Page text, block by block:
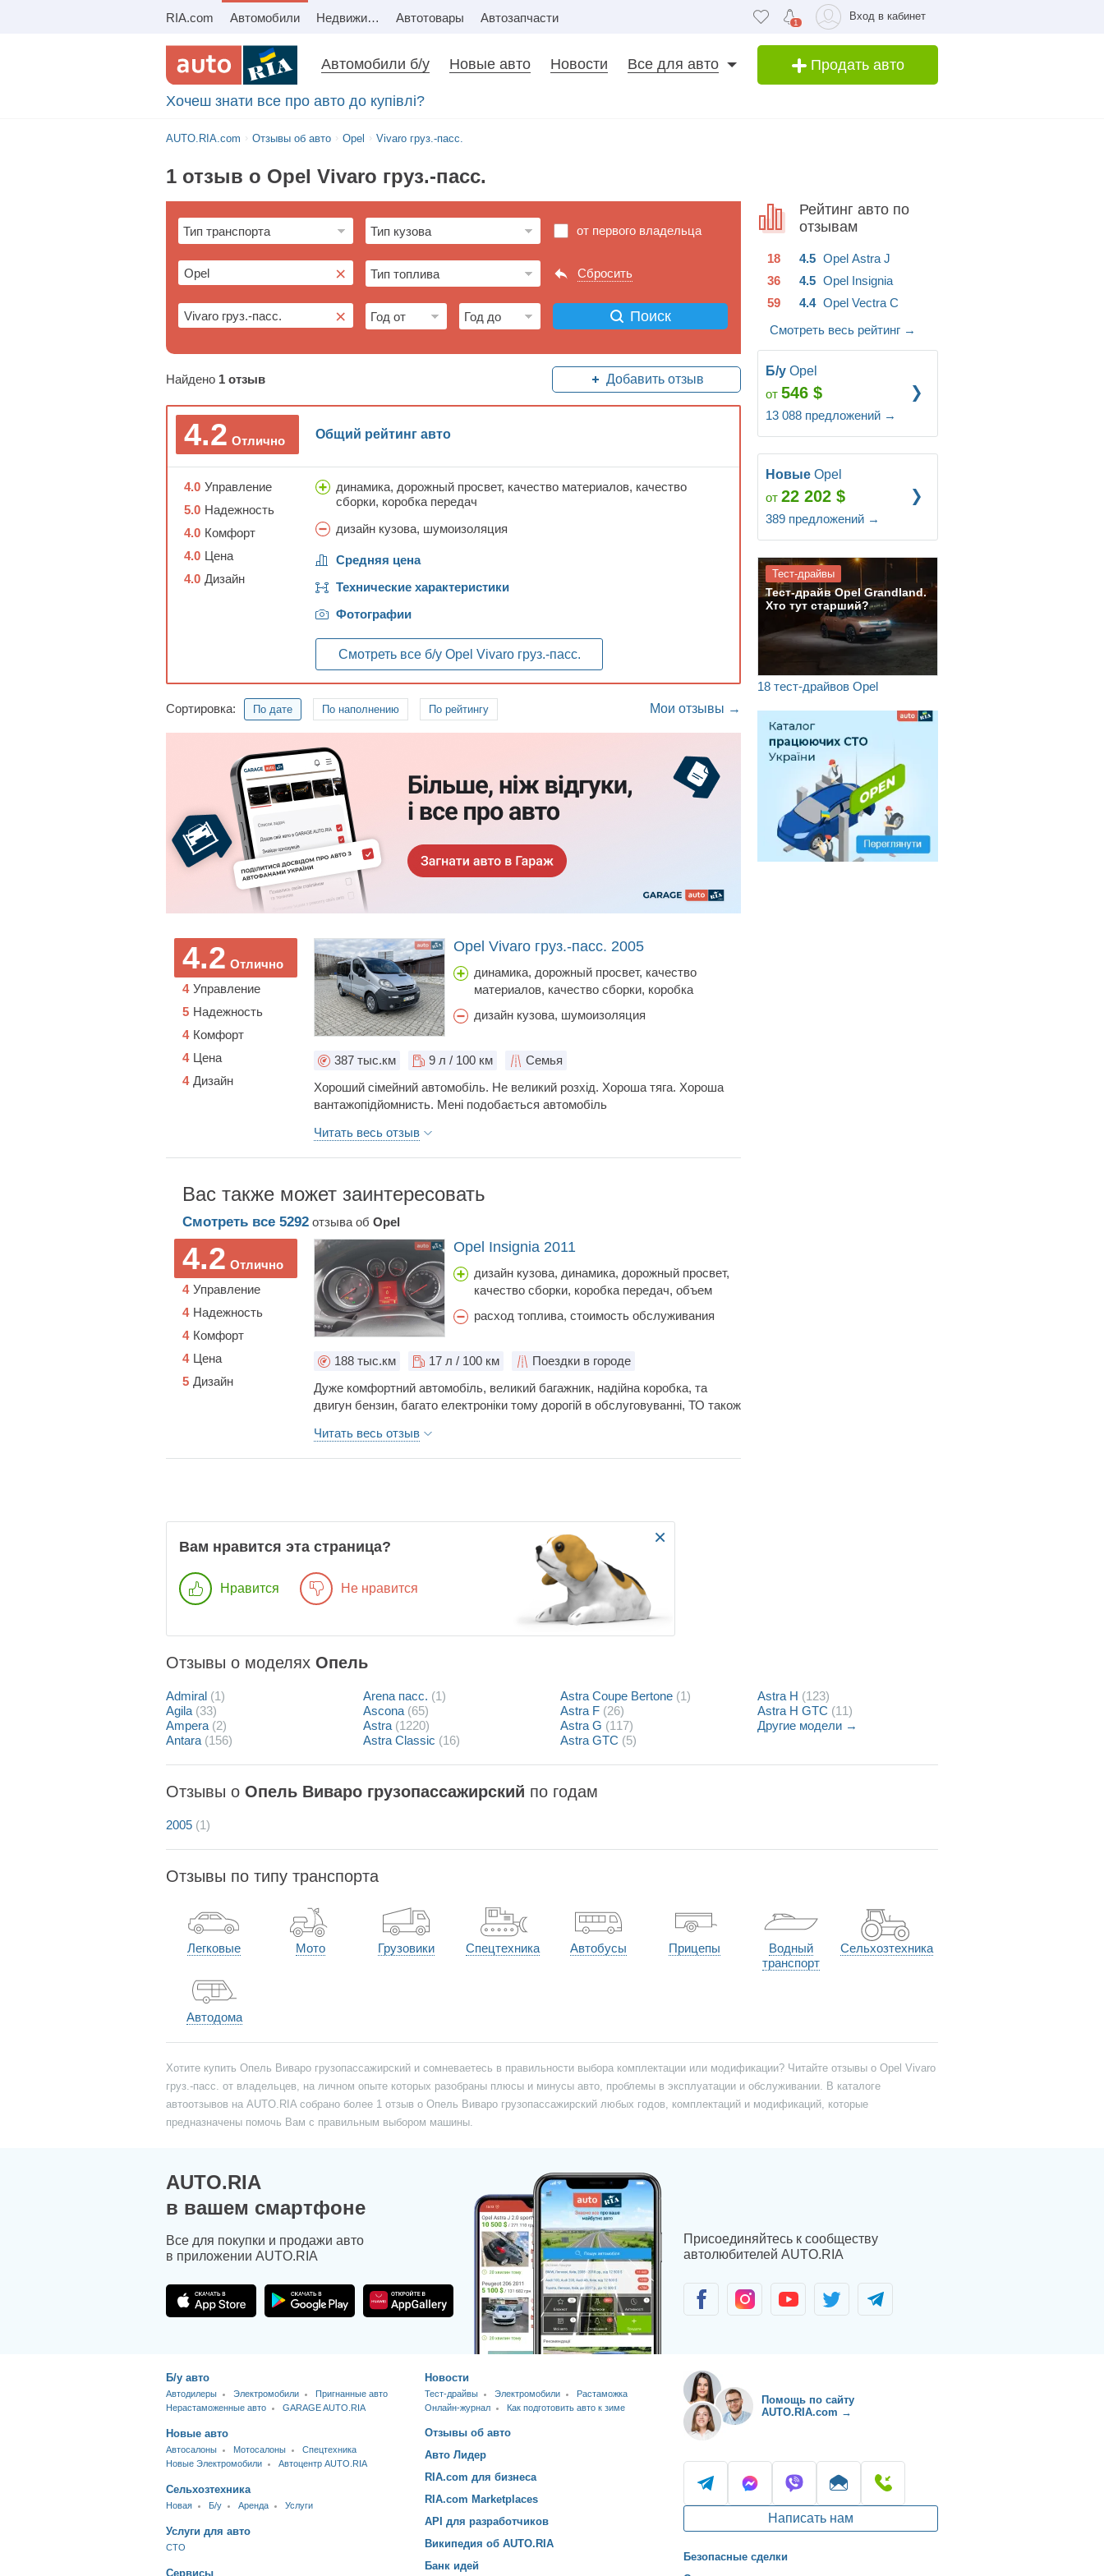
1
Вход в кабинет
RIA.com Автомобили Недвижимость Автотовары Автозапчасти
Продать авто
Автомобили б/у Новые авто Новости Все для авто
Хочеш знати все про авто до купівлі?
AUTO.RIA.com Отзывы об авто Opel Vivaro груз.-пасс.
1 отзыв о Opel Vivaro груз.-пасс.
Рейтинг авто по
отзывам
18 Opel Astra J
4.5
36
Opel Insignia
4.5
59
Opel Vectra C
4.4
Смотреть весь рейтинг →
Б/у Opel
от 546 $
13 088 предложений →
Новые Opel
от 22 202 $
389 предложений →
18 тест-драйвов Opel
Тест-драйвы
Тест-драйв Opel Grandland.
Хто тут старший?
×
×
от первого владельца
Сбросить
Поиск
Найдено 1 отзыв Добавить отзыв
Отлично
4.2 Общий рейтинг авто
Управление
4.0
Надежность
5.0
Комфорт
4.0
Цена
4.0
Дизайн
4.0
динамика, дорожный просвет, качество материалов, качество
сборки, коробка передач
дизайн кузова, шумоизоляция
Средняя цена
Технические характеристики
Фотографии
Смотреть все б/у Opel Vivaro груз.-пасс.
Сортировка: По дате По наполнению По рейтингу Мои отзывы →
Отлично
4.2
Управление
4
Надежность
5
Комфорт
4
Цена
4
Дизайн
4
Opel Vivaro груз.-пасс. 2005
динамика, дорожный просвет, качество
материалов, качество сборки, коробка
расход топлива, стоимость обслуживания,
дизайн кузова, шумоизоляция
387 тыс.км 9 л / 100 км
Семья
Хороший сімейний автомобіль. Не великий розхід. Хороша тяга. Хороша
вантажопідйомнисть. Мені подобається автомобіль
Читать весь отзыв
Вас также может заинтересовать
Смотреть все 5292 отзыва об Opel
Отлично
4.2
Управление
4
Надежность
4
Комфорт
4
Цена
4
Дизайн
5
Opel Insignia 2011
дизайн кузова, динамика, дорожный просвет,
качество сборки, коробка передач, объем
управляемость
расход топлива, стоимость обслуживания
188 тыс.км 17 л / 100 км
Поездки в городе
Дуже комфортний автомобіль, великий багажник, надійна коробка, та
двигун бензин, багато електроніки тому дорогій в обслуговуванні, ТО також
диски 18 все будете відчувати на ямах.
Читать весь отзыв
×
Вам нравится эта страница?
Нравится Не нравится
Отзывы о моделях Опель
Admiral (1)
Agila (33)
Ampera (2)
Antara (156)
Arena пасс. (1)
Ascona (65)
Astra (1220)
Astra Classic (16)
Astra Coupe Bertone (1)
Astra F (26)
Astra G (117)
Astra GTC (5)
Astra H (123)
Astra H GTC (11)
Другие модели →
Отзывы о Опель Виваро грузопассажирский по годам
2005 (1)
Отзывы по типу транспорта
Легковые Мото Грузовики Спецтехника Автобусы Прицепы
Водный
транспорт
Сельхозтехника
Автодома
Хотите купить Опель Виваро грузопассажирский и сомневаетесь в правильности выбора комплектации или модификации? Читайте отзывы о Opel Vivaro
груз.-пасс. от владельцев, на личном опыте которых разобраны плюсы и минусы авто, проблемы в эксплуатации и обслуживании. В каталоге
автоотзывов на AUTO.RIA собрано более 1 отзыв о Опель Виваро грузопассажирский любых годов, комплектаций и модификаций, которые
предназначены помочь Вам с правильным выбором машины.
AUTO.RIA
в вашем смартфоне
Все для покупки и продажи авто
в приложении AUTO.RIA
Присоединяйтесь к сообществу
автолюбителей AUTO.RIA
Б/у авто
Автодилеры Электромобили
Пригнанные авто
Нерастаможенные авто
GARAGE AUTO.RIA
Новые авто
Автосалоны Мотосалоны
Спецтехника
Новые Электромобили
Автоцентр AUTO.RIA
Сельхозтехника
Новая Б/у Аренда Услуги
Услуги для авто
CTO
Сервисы
Новости
Тест-драйвы Электромобили
Растаможка
Онлайн-журнал
Как подготовить авто к зиме
Отзывы об авто
Авто Лидер
RIA.com для бизнеса
RIA.com Marketplaces
API для разработчиков
Википедия об AUTO.RIA
Банк идей
Помощь по сайту
AUTO.RIA.com →
Написать нам
Безопасные сделки